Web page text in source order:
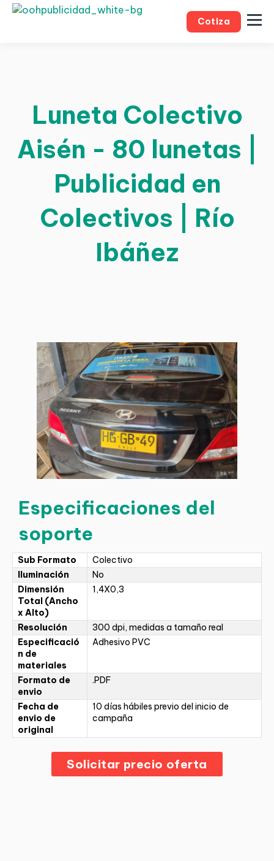
Cotiza
Luneta Colectivo
Aisén - 80 lunetas |
Publicidad en
Colectivos | Río
Ibáñez
Especificaciones del
soporte
Sub Formato
Colectivo
Iluminación
No
Dimensión
Total (Ancho
x Alto)
1,4X0,3
Resolución
300 dpi, medidas a tamaño real
Especificació
n de
materiales
Adhesivo PVC
Formato de
envio
.PDF
Fecha de
envio de
original
10 días hábiles previo del inicio de
campaña
Solicitar precio oferta